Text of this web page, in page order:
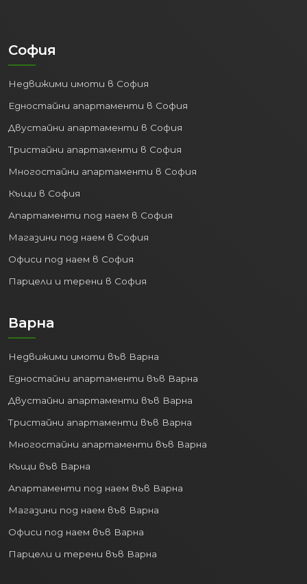
София
Недвижими имоти в София
Едностайни апартаменти в София
Двустайни апартаменти в София
Тристайни апартаменти в София
Многостайни апартаменти в София
Къщи в София
Апартаменти под наем в София
Магазини под наем в София
Офиси под наем в София
Парцели и терени в София
Варна
Недвижими имоти във Варна
Едностайни апартаменти във Варна
Двустайни апартаменти във Варна
Тристайни апартаменти във Варна
Многостайни апартаменти във Варна
Къщи във Варна
Апартаменти под наем във Варна
Магазини под наем във Варна
Офиси под наем във Варна
Парцели и терени във Варна